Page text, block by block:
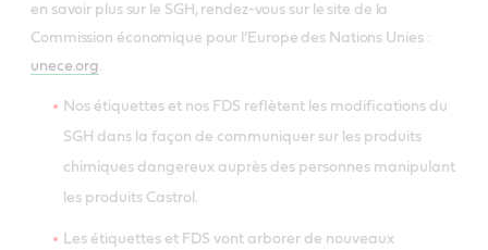
en savoir plus sur le SGH, rendez-vous sur le site de la
Commission économique pour l’Europe des Nations Unies :
unece.org
Nos étiquettes et nos FDS reflètent les modifications du
SGH dans la façon de communiquer sur les produits
chimiques dangereux auprès des personnes manipulant
les produits Castrol.
Les étiquettes et FDS vont arborer de nouveaux